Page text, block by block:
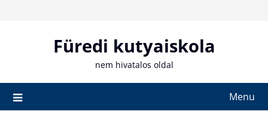
Füredi kutyaiskola
nem hivatalos oldal
Menu